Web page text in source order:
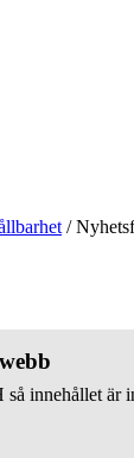
/
innehållet är